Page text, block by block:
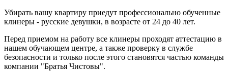
Убирать вашу квартиру приедут профессионально обученные
клинеры - русские девушки, в возрасте от 24 до 40 лет.
Перед приемом на работу все клинеры проходят аттестацию в
нашем обучающем центре, а также проверку в службе
безопасности и только после этого становятся частью команды
компании "Братья Чистовы".